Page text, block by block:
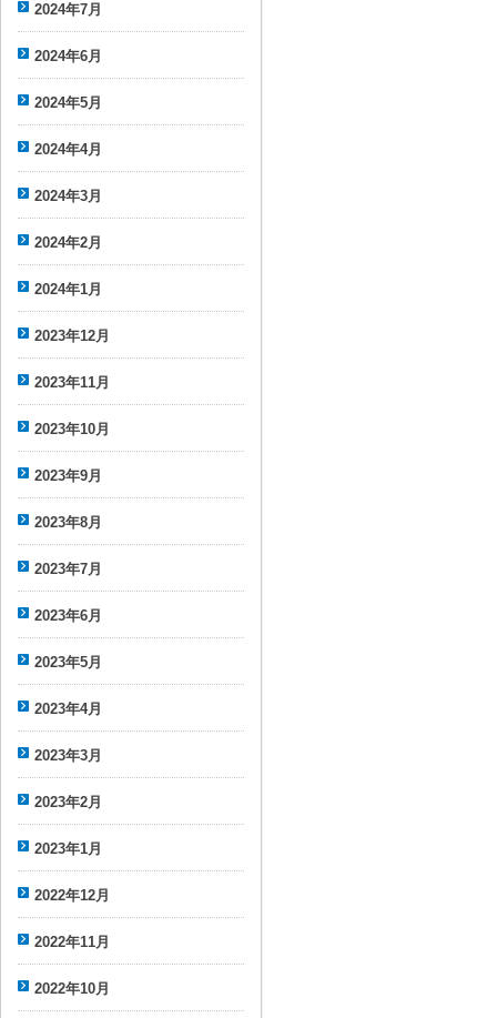
2024年7月
2024年6月
2024年5月
2024年4月
2024年3月
2024年2月
2024年1月
2023年12月
2023年11月
2023年10月
2023年9月
2023年8月
2023年7月
2023年6月
2023年5月
2023年4月
2023年3月
2023年2月
2023年1月
2022年12月
2022年11月
2022年10月